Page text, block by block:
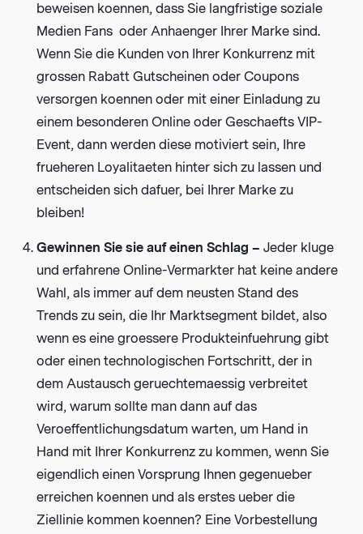
beweisen koennen, dass Sie langfristige soziale
Medien Fans oder Anhaenger Ihrer Marke sind.
Wenn Sie die Kunden von Ihrer Konkurrenz mit
grossen Rabatt Gutscheinen oder Coupons
versorgen koennen oder mit einer Einladung zu
einem besonderen Online oder Geschaefts VIP-
Event, dann werden diese motiviert sein, Ihre
frueheren Loyalitaeten hinter sich zu lassen und
entscheiden sich dafuer, bei Ihrer Marke zu
bleiben!
Gewinnen Sie sie auf einen Schlag – Jeder kluge
und erfahrene Online-Vermarkter hat keine andere
Wahl, als immer auf dem neusten Stand des
Trends zu sein, die Ihr Marktsegment bildet, also
wenn es eine groessere Produkteinfuehrung gibt
oder einen technologischen Fortschritt, der in
dem Austausch geruechtemaessig verbreitet
wird, warum sollte man dann auf das
Veroeffentlichungsdatum warten, um Hand in
Hand mit Ihrer Konkurrenz zu kommen, wenn Sie
eigendlich einen Vorsprung Ihnen gegenueber
erreichen koennen und als erstes ueber die
Ziellinie kommen koennen? Eine Vorbestellung